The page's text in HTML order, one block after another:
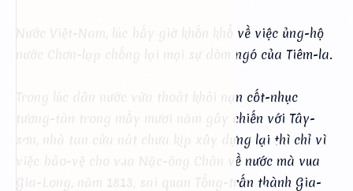
Nước Việt-Nam, lúc bấy giờ khốn khổ về việc ủng-hộ
nước Chơn-lạp chống lại mọi sự dòm ngó của Tiêm-la.
Trong lúc dân nước vừa thoát khỏi nạn cốt-nhục
tương-tàn trong mấy mươi năm gây chiến với Tây-
sơn, nhà tan cửa nát chưa kịp xây dựng lại thì chỉ vì
việc bảo-vệ cho vua Nặc-ông Chân về nước mà vua
Gia-Long, năm 1813, sai quan Tổng-trấn thành Gia-